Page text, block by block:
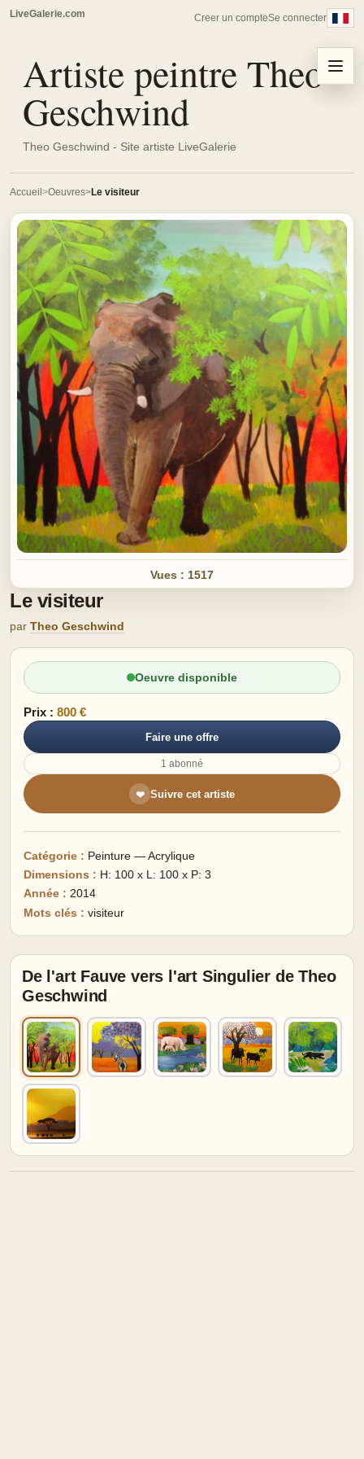
LiveGalerie.com Creer un compteSe connecter
Artiste peintre Theo
Geschwind
Theo Geschwind - Site artiste LiveGalerie
Menu
Accueil Oeuvres Le visiteur
Vues : 1517
Le visiteur
par Theo Geschwind
Oeuvre disponible
Prix : 800 €
Faire une offre
1 abonné
❤ Suivre cet artiste
Catégorie : Peinture — Acrylique
Dimensions : H: 100 x L: 100 x P: 3
Année : 2014
Mots clés : visiteur
De l'art Fauve vers l'art Singulier de Theo
Geschwind